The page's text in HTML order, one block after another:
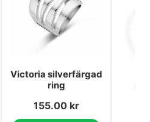
Victoria silverfärgad
ring
155.00 kr